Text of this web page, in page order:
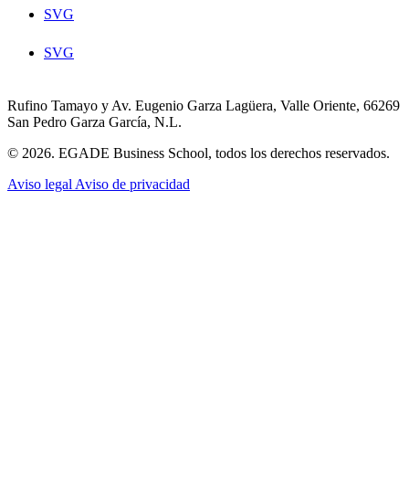
SVG
SVG
Rufino Tamayo y Av. Eugenio Garza Lagüera, Valle Oriente, 66269
San Pedro Garza García, N.L.
© 2026. EGADE Business School, todos los derechos reservados.
Aviso legal Aviso de privacidad